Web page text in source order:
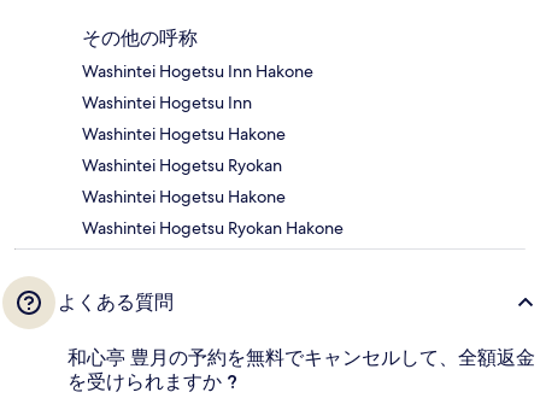
その他の呼称
Washintei Hogetsu Inn Hakone
Washintei Hogetsu Inn
Washintei Hogetsu Hakone
Washintei Hogetsu Ryokan
Washintei Hogetsu Hakone
Washintei Hogetsu Ryokan Hakone
よくある質問
和心亭 豊月の予約を無料でキャンセルして、全額返金
を受けられますか ?